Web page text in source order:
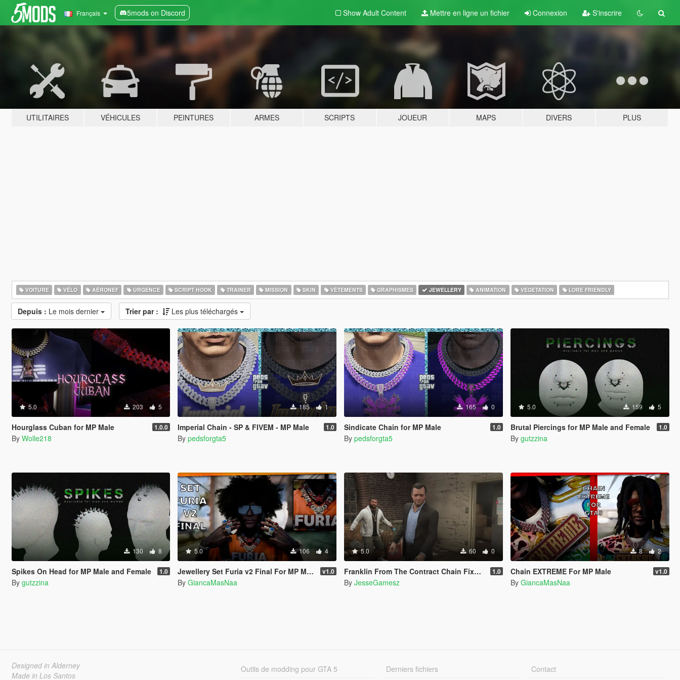
Français 5mods on Discord Show Adult Content Mettre en ligne un fichier Connexion S'inscrire
UTILITAIRES VÉHICULES PEINTURES ARMES SCRIPTS JOUEUR MAPS DIVERS PLUS
VOITURE VÉLO AÉRONEF URGENCE SCRIPT HOOK TRAINER MISSION SKIN VÊTEMENTS GRAPHISMES JEWELLERY ANIMATION VEGETATION LORE FRIENDLY
Depuis : Le mois dernier Trier par : Les plus téléchargés
5.0 203 5
Hourglass Cuban for MP Male 1.0.0
By Wolle218
185 1
Imperial Chain - SP & FIVEM - MP Male 1.0
By pedsforgta5
165 0
Sindicate Chain for MP Male 1.0
By pedsforgta5
5.0 159 5
Brutal Piercings for MP Male and Female 1.0
By gutzzina
130 8
Spikes On Head for MP Male and Female 1.0
By gutzzina
5.0 106 4
Jewellery Set Furia v2 Final For MP Male v1.0
By GiancaMasNaa
5.0 60 0
Franklin From The Contract Chain Fixed ( LEGACY ONLY ) 1.0
By JesseGamesz
8 2
Chain EXTREME For MP Male v1.0
By GiancaMasNaa
Designed in Alderney
Made in Los Santos
Outils de modding pour GTA 5 Derniers fichiers Contact